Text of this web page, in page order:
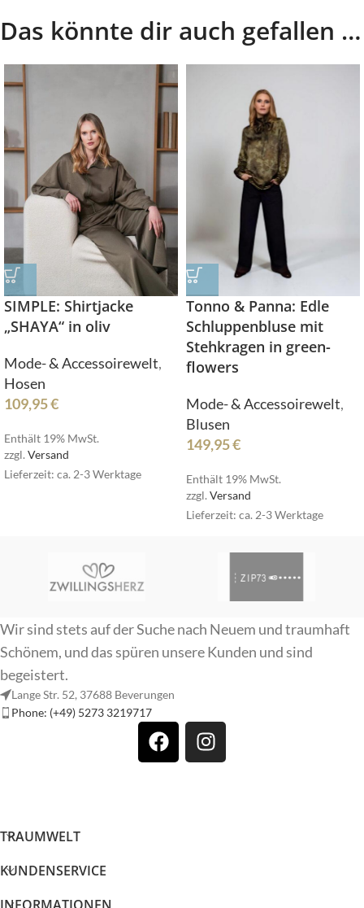
Das könnte dir auch gefallen …
SIMPLE: Shirtjacke
„SHAYA“ in oliv
Mode- & Accessoirewelt,
Hosen
109,95€
Enthält 19% MwSt.
zzgl. Versand
Lieferzeit: ca. 2-3 Werktage
Tonno & Panna: Edle
Schluppenbluse mit
Stehkragen in green-
flowers
Mode- & Accessoirewelt,
Blusen
149,95€
Enthält 19% MwSt.
zzgl. Versand
Lieferzeit: ca. 2-3 Werktage
Wir sind stets auf der Suche nach Neuem und traumhaft
Schönem, und das spüren unsere Kunden und sind
begeistert.
Lange Str. 52, 37688 Beverungen
Phone: (+49) 5273 3219717
TRAUMWELT
KUNDENSERVICE